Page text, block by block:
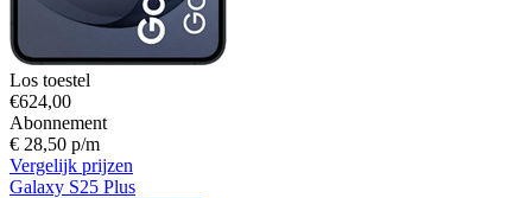
Los toestel
€624,00
Abonnement
€ 28,50 p/m
Vergelijk prijzen
Galaxy S25 Plus